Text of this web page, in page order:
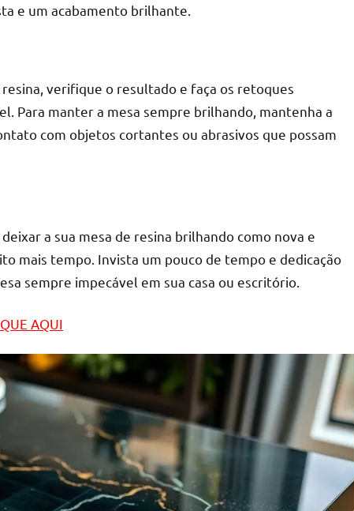
e um acabamento brilhante.
verifique o resultado e faça os retoques
Para manter a mesa sempre brilhando, mantenha a
com objetos cortantes ou abrasivos que possam
a sua mesa de resina brilhando como nova e
mais tempo. Invista um pouco de tempo e dedicação
sempre impecável em sua casa ou escritório.
AQUI